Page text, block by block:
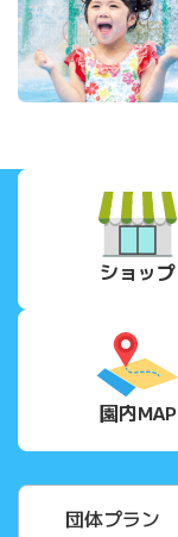
ショップ
園内MAP
団体プラン